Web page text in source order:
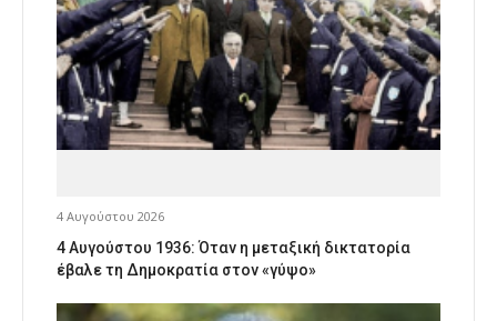
4 Αυγούστου 2026
4 Αυγούστου 1936: Όταν η μεταξική δικτατορία
έβαλε τη Δημοκρατία στον «γύψο»